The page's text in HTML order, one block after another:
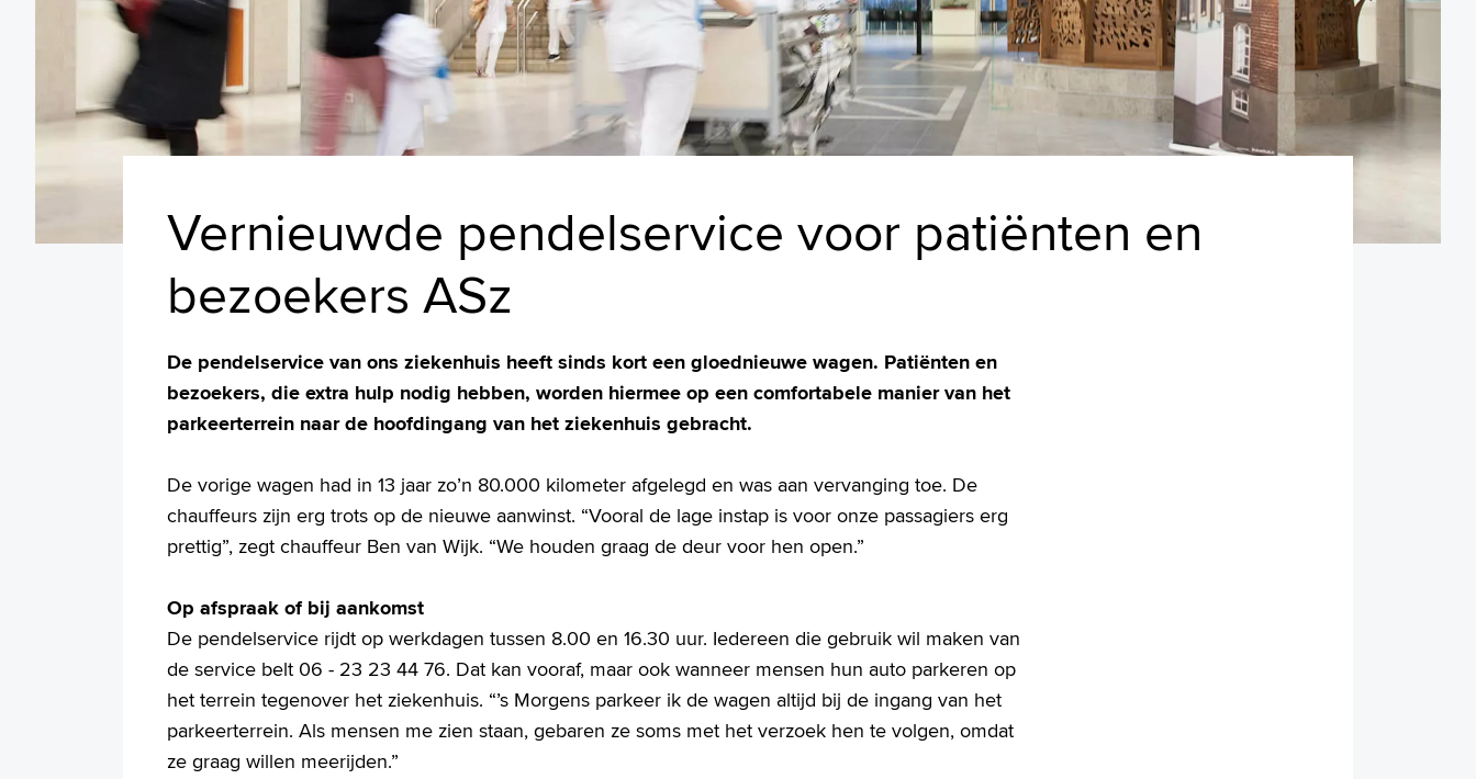
Vernieuwde pendelservice voor patiënten en
bezoekers ASz
De pendelservice van ons ziekenhuis heeft sinds kort een gloednieuwe wagen. Patiënten en
bezoekers, die extra hulp nodig hebben, worden hiermee op een comfortabele manier van het
parkeerterrein naar de hoofdingang van het ziekenhuis gebracht.
De vorige wagen had in 13 jaar zo’n 80.000 kilometer afgelegd en was aan vervanging toe. De
chauffeurs zijn erg trots op de nieuwe aanwinst. “Vooral de lage instap is voor onze passagiers erg
prettig”, zegt chauffeur Ben van Wijk. “We houden graag de deur voor hen open.”
Op afspraak of bij aankomst
De pendelservice rijdt op werkdagen tussen 8.00 en 16.30 uur. Iedereen die gebruik wil maken van
de service belt 06 - 23 23 44 76. Dat kan vooraf, maar ook wanneer mensen hun auto parkeren op
het terrein tegenover het ziekenhuis. “’s Morgens parkeer ik de wagen altijd bij de ingang van het
parkeerterrein. Als mensen me zien staan, gebaren ze soms met het verzoek hen te volgen, omdat
ze graag willen meerijden.”